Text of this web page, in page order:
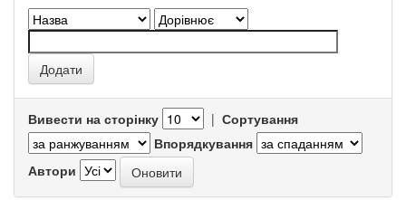
Вивести на сторінку | Сортування
Впорядкування
Автори